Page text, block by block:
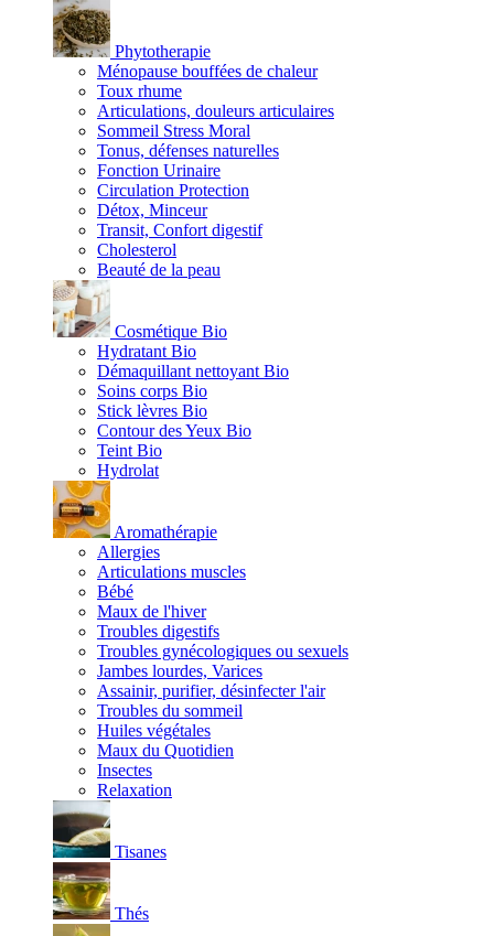
Phytotherapie
Ménopause bouffées de chaleur
Toux rhume
Articulations, douleurs articulaires
Sommeil Stress Moral
Tonus, défenses naturelles
Fonction Urinaire
Circulation Protection
Détox, Minceur
Transit, Confort digestif
Cholesterol
Beauté de la peau
Cosmétique Bio
Hydratant Bio
Démaquillant nettoyant Bio
Soins corps Bio
Stick lèvres Bio
Contour des Yeux Bio
Teint Bio
Hydrolat
Aromathérapie
Allergies
Articulations muscles
Bébé
Maux de l'hiver
Troubles digestifs
Troubles gynécologiques ou sexuels
Jambes lourdes, Varices
Assainir, purifier, désinfecter l'air
Troubles du sommeil
Huiles végétales
Maux du Quotidien
Insectes
Relaxation
Tisanes
Thés